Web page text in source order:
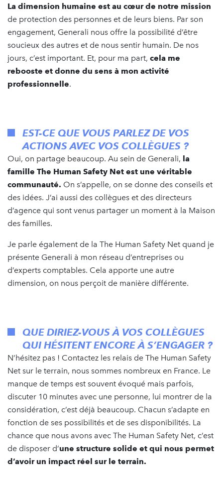
La dimension humaine est au cœur de notre mission
de protection des personnes et de leurs biens. Par son
engagement, Generali nous offre la possibilité d’être
soucieux des autres et de nous sentir humain. De nos
jours, c’est important. Et, pour ma part, cela me
rebooste et donne du sens à mon activité
professionnelle.
EST-CE QUE VOUS PARLEZ DE VOS
ACTIONS AVEC VOS COLLÈGUES ?
Oui, on partage beaucoup. Au sein de Generali, la
famille The Human Safety Net est une véritable
communauté. On s’appelle, on se donne des conseils et
des idées. J’ai aussi des collègues et des directeurs
d’agence qui sont venus partager un moment à la Maison
des familles.
Je parle également de la The Human Safety Net quand je
présente Generali à mon réseau d’entreprises ou
d’experts comptables. Cela apporte une autre
dimension, on nous perçoit de manière différente.
QUE DIRIEZ-VOUS À VOS COLLÈGUES
QUI HÉSITENT ENCORE À S’ENGAGER ?
N’hésitez pas ! Contactez les relais de The Human Safety
Net sur le terrain, nous sommes nombreux en France. Le
manque de temps est souvent évoqué mais parfois,
discuter 10 minutes avec une personne, lui montrer de la
considération, c’est déjà beaucoup. Chacun s’adapte en
fonction de ses possibilités et de ses disponibilités. La
chance que nous avons avec The Human Safety Net, c’est
de disposer d’une structure solide et qui nous permet
d’avoir un impact réel sur le terrain.